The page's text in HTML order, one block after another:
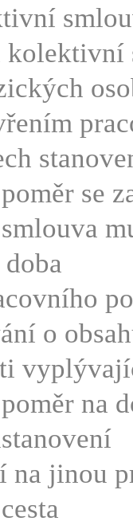
kolektivní
se
o
na
na jinou